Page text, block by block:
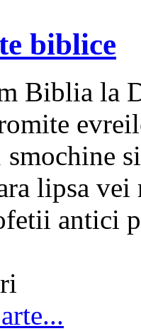
biblice
Biblia la
smochine
lipsa
antici